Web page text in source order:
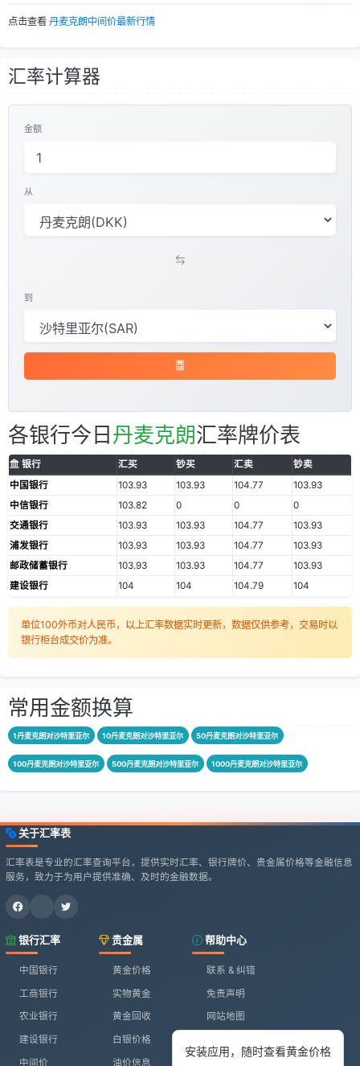
安装应用，随时查看黄金价格
点击查看 丹麦克朗中间价最新行情
汇率计算器
金额
从
到
各银行今日 丹麦克朗汇率牌价表
银行 汇买 钞买 汇卖
钞卖
中国银行
103.93 103.93 104.77
103.93
中信银行
103.82 0 0
0
交通银行
103.93 103.93 104.77
103.93
浦发银行
103.93 103.93 104.77
103.93
邮政储蓄银行
103.93 103.93 104.77
103.93
建设银行
104 104 104.79 104
单位100外币对人民币，以上汇率数据实时更新，数据仅供参考，交易时以
银行柜台成交价为准。
常用金额换算
1丹麦克朗对沙特里亚尔 10丹麦克朗对沙特里亚尔 50丹麦克朗对沙特里亚尔
100丹麦克朗对沙特里亚尔 500丹麦克朗对沙特里亚尔 1000丹麦克朗对沙特里亚尔
关于汇率表
汇率表是专业的汇率查询平台，提供实时汇率、银行牌价、贵金属价格等金融信息
服务，致力于为用户提供准确、及时的金融数据。
银行汇率
中国银行
工商银行
农业银行
建设银行
中间价
贵金属
黄金价格
实物黄金
黄金回收
白银价格
油价信息
帮助中心
联系 & 纠错
免责声明
网站地图